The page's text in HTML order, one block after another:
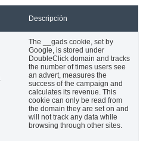
Descripción
The __gads cookie, set by
Google, is stored under
DoubleClick domain and tracks
the number of times users see
an advert, measures the
success of the campaign and
calculates its revenue. This
cookie can only be read from
the domain they are set on and
will not track any data while
browsing through other sites.